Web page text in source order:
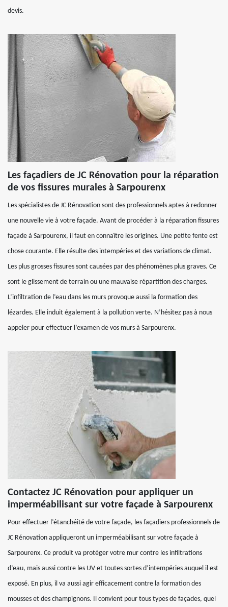
devis.
Les façadiers de JC Rénovation pour la réparation
de vos fissures murales à Sarpourenx
Les spécialistes de JC Rénovation sont des professionnels aptes à redonner
une nouvelle vie à votre façade. Avant de procéder à la réparation fissures
façade à Sarpourenx, il faut en connaître les origines. Une petite fente est
chose courante. Elle résulte des intempéries et des variations de climat.
Les plus grosses fissures sont causées par des phénomènes plus graves. Ce
sont le glissement de terrain ou une mauvaise répartition des charges.
L’infiltration de l’eau dans les murs provoque aussi la formation des
lézardes. Elle induit également à la pollution verte. N’hésitez pas à nous
appeler pour effectuer l’examen de vos murs à Sarpourenx.
Contactez JC Rénovation pour appliquer un
imperméabilisant sur votre façade à Sarpourenx
Pour effectuer l’étanchéité de votre façade, les façadiers professionnels de
JC Rénovation appliqueront un imperméabilisant sur votre façade à
Sarpourenx. Ce produit va protéger votre mur contre les infiltrations
d’eau, mais aussi contre les UV et toutes sortes d’intempéries auquel il est
exposé. En plus, il va aussi agir efficacement contre la formation des
mousses et des champignons. Il convient pour tous types de façades, quel